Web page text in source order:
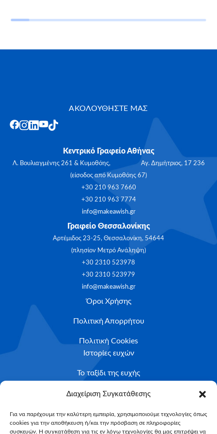
Διαχείριση Συγκατάθεσης
Για να παρέχουμε την καλύτερη εμπειρία, χρησιμοποιούμε τεχνολογίες όπως
cookies για την αποθήκευση ή/και την πρόσβαση σε πληροφορίες
συσκευών. Η συγκατάθεση για τις εν λόγω τεχνολογίες θα μας επιτρέψει να
ΑΚΟΛΟΥΘΗΣΤΕ ΜΑΣ
Κεντρικό Γραφείο Αθήνας
Λ. Βουλιαγμένης 261 & Κυμοθόης, Αγ. Δημήτριος, 17 236
(είσοδος από Κυμοθόης 67)
+30 210 963 7660
+30 210 963 7774
info@makeawish.gr
Γραφείο Θεσσαλονίκης
Αρτέμιδος 23-25, Θεσσαλονίκη, 54644
(πλησίον Μετρό Ανάληψη)
+30 2310 523978
+30 2310 523979
info@makeawish.gr
Όροι Χρήσης
Πολιτική Απορρήτου
Πολιτική Cookies
Ιστορίες ευχών
Το ταξίδι της ευχής
Κριτήρια Καταλληλότητας
Υποβολή Αιτήματος
NEWSLETTER